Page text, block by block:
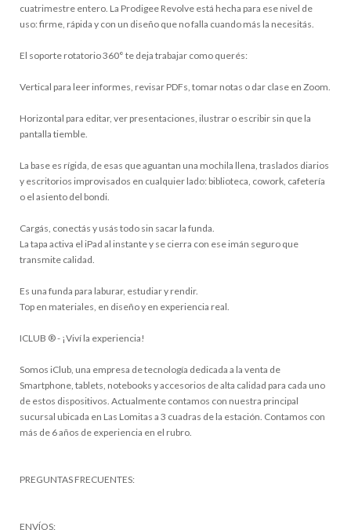
cuatrimestre entero. La Prodigee Revolve está hecha para ese nivel de
uso: firme, rápida y con un diseño que no falla cuando más la necesitás.
El soporte rotatorio 360° te deja trabajar como querés:
Vertical para leer informes, revisar PDFs, tomar notas o dar clase en Zoom.
Horizontal para editar, ver presentaciones, ilustrar o escribir sin que la
pantalla tiemble.
La base es rígida, de esas que aguantan una mochila llena, traslados diarios
y escritorios improvisados en cualquier lado: biblioteca, cowork, cafetería
o el asiento del bondi.
Cargás, conectás y usás todo sin sacar la funda.
La tapa activa el iPad al instante y se cierra con ese imán seguro que
transmite calidad.
Es una funda para laburar, estudiar y rendir.
Top en materiales, en diseño y en experiencia real.
ICLUB ® - ¡Viví la experiencia!
Somos iClub, una empresa de tecnología dedicada a la venta de
Smartphone, tablets, notebooks y accesorios de alta calidad para cada uno
de estos dispositivos. Actualmente contamos con nuestra principal
sucursal ubicada en Las Lomitas a 3 cuadras de la estación. Contamos con
más de 6 años de experiencia en el rubro.
PREGUNTAS FRECUENTES:
ENVÍOS: